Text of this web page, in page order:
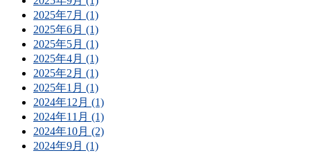
2025年7月 (1)
2025年6月 (1)
2025年5月 (1)
2025年4月 (1)
2025年2月 (1)
2025年1月 (1)
2024年12月 (1)
2024年11月 (1)
2024年10月 (2)
2024年9月 (1)